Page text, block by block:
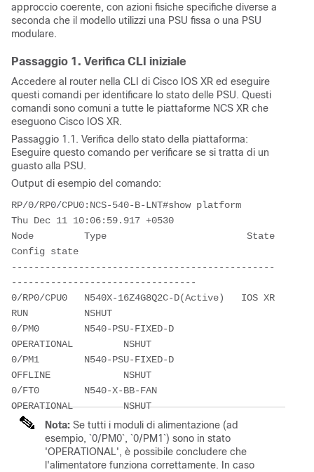
approccio coerente, con azioni fisiche specifiche diverse a
seconda che il modello utilizzi una PSU fissa o una PSU
modulare.
Passaggio 1. Verifica CLI iniziale
Accedere al router nella CLI di Cisco IOS XR ed eseguire
questi comandi per identificare lo stato delle PSU. Questi
comandi sono comuni a tutte le piattaforme NCS XR che
eseguono Cisco IOS XR.
Passaggio 1.1. Verifica dello stato della piattaforma:
Eseguire questo comando per verificare se si tratta di un
guasto alla PSU.
Output di esempio del comando:
RP/0/RP0/CPU0:NCS-540-B-LNT#show platform
Thu Dec 11 10:06:59.917 +0530
Node         Type                         State
Config state
-----------------------------------------------
---------------------------------
0/RP0/CPU0   N540X-16Z4G8Q2C-D(Active)   IOS XR
RUN          NSHUT
0/PM0        N540-PSU-FIXED-D
OPERATIONAL         NSHUT
0/PM1        N540-PSU-FIXED-D
OFFLINE             NSHUT
0/FT0        N540-X-BB-FAN
OPERATIONAL         NSHUT
Nota: Se tutti i moduli di alimentazione (ad
esempio, `0/PM0`, `0/PM1`) sono in stato
'OPERATIONAL', è possibile concludere che
l'alimentatore funziona correttamente. In caso